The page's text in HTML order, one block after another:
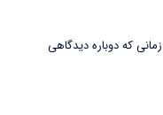
که دوباره دیدگاهی